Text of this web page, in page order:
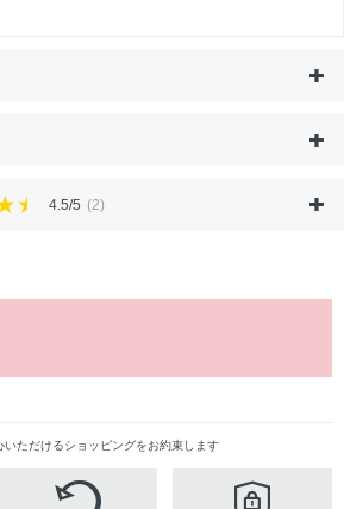
4.5/5 (2)
いただけるショッピングをお約束します